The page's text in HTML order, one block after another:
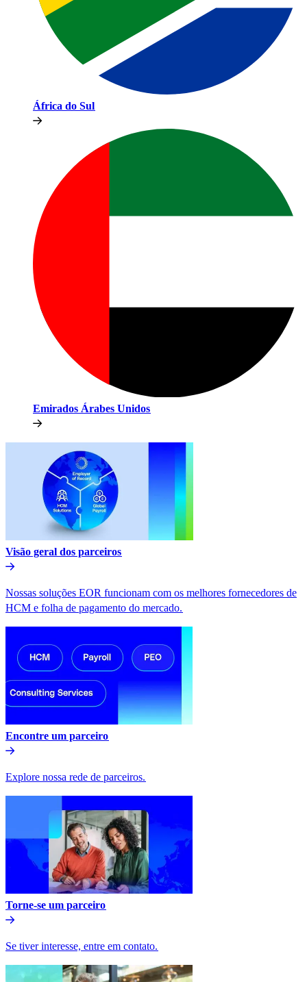
África do Sul​​
Emirados Árabes Unidos​​
Visão geral dos parceiros​​
Nossas soluções EOR funcionam com os melhores fornecedores de
HCM e folha de pagamento do mercado.​​
Encontre um parceiro​​
Explore nossa rede de parceiros.​​
Torne-se um parceiro​​
Se tiver interesse, entre em contato.​​